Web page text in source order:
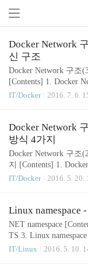
Docker Network
신 구조
Docker Network 구조
[Contents] 1. Docker
ainer network 구조 2.
Container link 구조
면 각 container 에는
e)이 제공된다. 이 네
ntainer 만을 위한 네
는 통신을 위한 인터
IT/Docker 2016. 7. 6.
Docker Network
방식 4가지
Docker Network 구조
지 [Contents] 1.
ontainer network 구조
- Container link 구조
network 방식은 크게
되는 network 방식을
er로 구분하기 때문에
ker network ls NE..
IT/Docker 2016. 5. 20.
Linux namespace
NET namespace
TS 3. Linux
pace - NS(File
IT/Linux 2016. 5. 10.